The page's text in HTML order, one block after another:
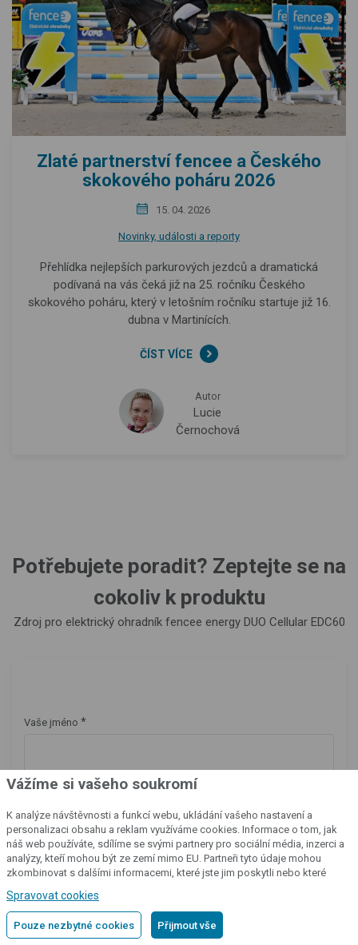
Zlaté partnerství fencee a Českého
skokového poháru 2026
15. 04. 2026
Novinky, události a reporty
Přehlídka nejlepších parkurových jezdců a dramatická
podívaná na vás čeká již na 25. ročníku Českého
skokového poháru, který v letošním ročníku startuje již 16.
dubna v Martinících.
ČÍST VÍCE
Autor
Lucie
Černochová
Potřebujete poradit? Zeptejte se na
cokoliv k produktu
Zdroj pro elektrický ohradník fencee energy DUO Cellular EDC60
Vaše jméno *
E-mail *
Telefon
Zpráva *
Vážíme si vašeho soukromí
K analýze návštěvnosti a funkcí webu, ukládání vašeho nastavení a
personalizaci obsahu a reklam využíváme cookies. Informace o tom, jak
náš web používáte, sdílíme se svými partnery pro sociální média, inzerci a
analýzy, kteří mohou být ze zemí mimo EU. Partneři tyto údaje mohou
zkombinovat s dalšími informacemi, které jste jim poskytli nebo které
Spravovat cookies
Pouze nezbytné cookies Přijmout vše